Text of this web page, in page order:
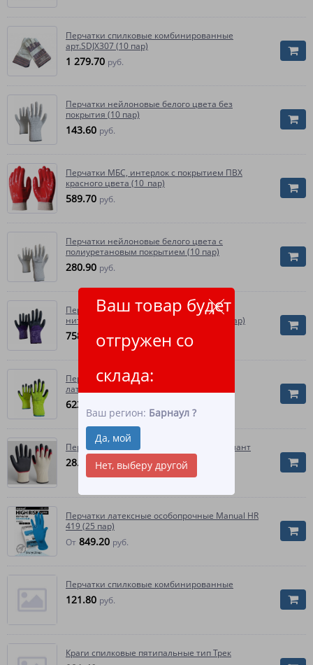
Ваш товар будет
отгружен со
склада:
Ваш регион: Барнаул ?
Да, мой
Нет, выберу другой
Перчатки спилковые комбинированные
арт.SDJX307 (10 пар)
1 279.70 руб.
Перчатки нейлоновые белого цвета без
покрытия (10 пар)
143.60 руб.
Перчатки МБС, интерлок с покрытием ПВХ
красного цвета (10_пар)
589.70 руб.
Перчатки нейлоновые белого цвета с
полиуретановым покрытием (10 пар)
280.90 руб.
Перчатки нейлоновые со вспененным
нитриловым покрытием, 3/4 облив (10 пар)
758.90руб.
Перчатки нейлоновые со вспененным
латексным покрытием (10 пар)
623.10
Перчатки с 2-ым латексный обливом Атлант
28.90 руб.
Перчатки латексные особопрочные Manual HR
419 (25 пар)
От 849.20 руб.
Перчатки спилковые комбинированные
121.80 руб.
Краги спилковые пятипальные тип Трек